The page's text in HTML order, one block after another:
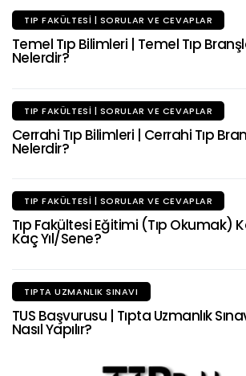
TIP FAKÜLTESI | SORULAR VE CEVAPLAR
Temel Tıp Bilimleri | Temel Tıp
Nelerdir?
TIP FAKÜLTESI | SORULAR VE CEVAPLAR
Cerrahi Tıp Bilimleri | Cerrahi Tıp
Nelerdir?
TIP FAKÜLTESI | SORULAR VE CEVAPLAR
Tıp Fakültesi Eğitimi (Tıp Okumak)
Kaç Yıl/Sene?
TIPTA UZMANLIK SINAVI
TUS Başvurusu | Tıpta Uzmanlık
Nasıl Yapılır?